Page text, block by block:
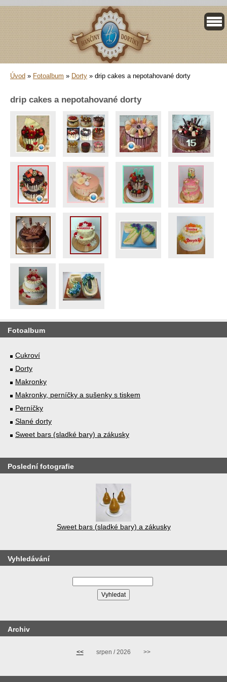
Úvod » Fotoalbum » Dorty » drip cakes a nepotahované dorty
drip cakes a nepotahované dorty
Fotoalbum
Cukroví
Dorty
Makronky
Makronky, perníčky a sušenky s tiskem
Perníčky
Slané dorty
Sweet bars (sladké bary) a zákusky
Poslední fotografie
Sweet bars (sladké bary) a zákusky
Vyhledávání
Archiv
<< srpen / 2026 >>